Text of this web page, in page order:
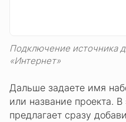
Подключение источника
«Интернет»
Дальше задаете имя
или название проекта.
предлагает сразу